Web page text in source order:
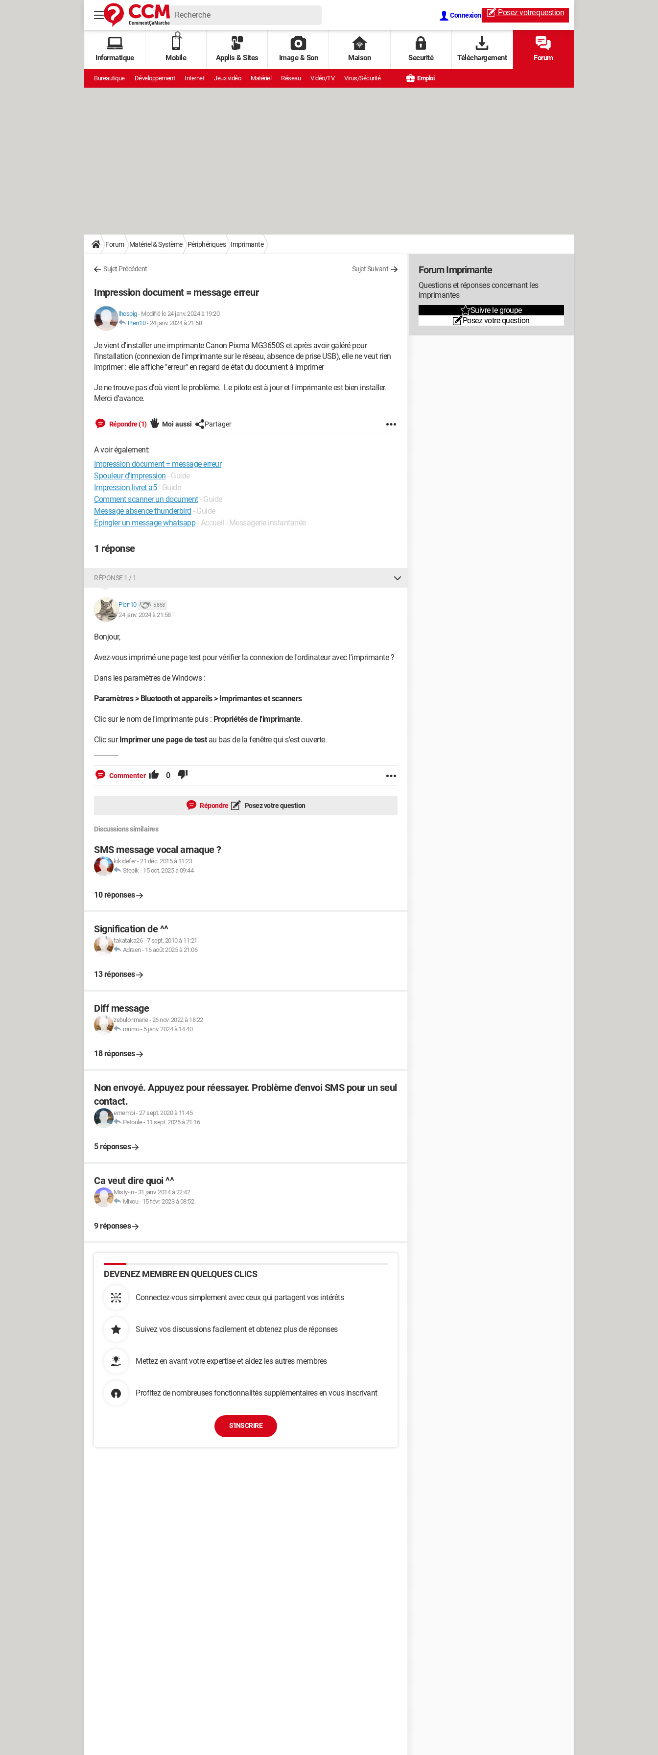
Connexion Posez votrequestion
Informatique Mobile Applis & Sites Image & Son Maison Securité Téléchargement Forum
Bureautique Développement Internet Jeux vidéo Matériel Réseau Vidéo/TV Virus/Sécurité Emploi
Forum Matériel & Système Périphériques Imprimante
Sujet Précédent Sujet Suivant
Impression document = message erreur
lhospig- Modifié le 24 janv. 2024 à 19:20
Pierr10-24 janv. 2024 à 21:58
Je vient d'installer une imprimante Canon Pixma MG3650S et après avoir galéré pour
l'installation (connexion de l'imprimante sur le réseau, absence de prise USB), elle ne veut rien
imprimer : elle affiche "erreur" en regard de état du document à imprimer
Je ne trouve pas d'où vient le problème. Le pilote est à jour et l'imprimante est bien installer.
Merci d'avance.
Répondre (1) Moi aussi Partager
A voir également:
Impression document = message erreur
Spouleur d'impression - Guide
Impression livret a5 - Guide
Comment scanner un document- Guide
Message absence thunderbird - Guide
Epingler un message whatsapp - Accueil - Messagerie instantanée
1 réponse
RÉPONSE 1 / 1
Pierr10 5 853
24 janv. 2024 à 21:58
Bonjour,
Avez-vous imprimé une page test pour vérifier la connexion de l'ordinateur avec l'imprimante ?
Dans les paramètres de Windows :
Paramètres > Bluetooth et appareils > Imprimantes et scanners
Clic sur le nom de l'imprimante puis : Propriétés de l'imprimante.
Clic surImprimer une page de testau bas de la fenêtre qui s'est ouverte.
Commenter 0
Répondre Posez votre question
Discussions similaires
SMS message vocal arnaque ?
kikidefer-21 déc. 2015 à 11:23
Stepik- 15 oct. 2025 à 09:44
10 réponses
Signification de ^^
takataka26-7 sept. 2010 à 11:21
Adraen- 16 août 2025 à 21:06
13 réponses
Diff message
zebulonmarie-26 nov. 2022 à 18:22
mumu- 5 janv. 2024 à 14:40
18 réponses
Non envoyé. Appuyez pour réessayer. Problème d'envoi SMS pour un seul
contact.
emembi -27 sept. 2020 à 11:45
Petoule- 11 sept. 2025 à 21:16
5 réponses
Ca veut dire quoi ^^
Misty-in- 31 janv. 2014 à 22:42
Mixou- 15 févr. 2023 à 08:52
9 réponses
DEVENEZ MEMBRE EN QUELQUES CLICS
Connectez-vous simplement avec ceux qui partagent vos intérêts
Suivez vos discussions facilement et obtenez plus de réponses
Mettez en avant votre expertise et aidez les autres membres
Profitez de nombreuses fonctionnalités supplémentaires en vous inscrivant
S'INSCRIRE
Forum Imprimante
Questions et réponses concernant les
imprimantes
Suivre le groupe
Posez votre question